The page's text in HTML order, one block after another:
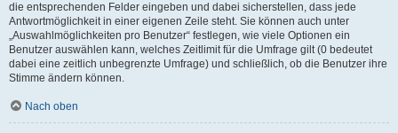
die entsprechenden Felder eingeben und dabei sicherstellen, dass jede
Antwortmöglichkeit in einer eigenen Zeile steht. Sie können auch unter
„Auswahlmöglichkeiten pro Benutzer“ festlegen, wie viele Optionen ein
Benutzer auswählen kann, welches Zeitlimit für die Umfrage gilt (0 bedeutet
dabei eine zeitlich unbegrenzte Umfrage) und schließlich, ob die Benutzer ihre
Stimme ändern können.
Nach oben